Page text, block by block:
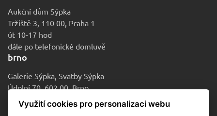
Aukční dům Sýpka
Tržiště 3, 110 00, Praha 1
út 10-17 hod
dále po telefonické domluvě
brno
Galerie Sýpka, Svatby Sýpka
Údolní 70, 602 00, Brno
po-pá 9-16 hod
Využití cookies pro personalizaci webu